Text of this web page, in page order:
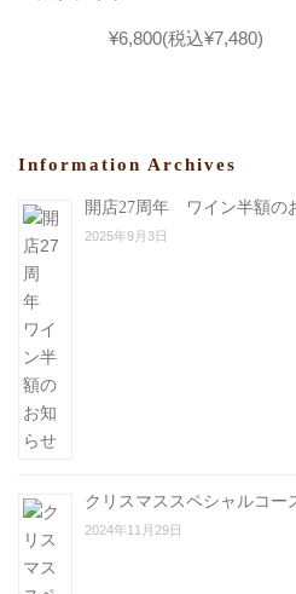
¥6,800(税込¥7,480)
Information Archives
開店27周年 ワイン半額の
2025年9月3日
クリスマススペシャルコー
2024年11月29日